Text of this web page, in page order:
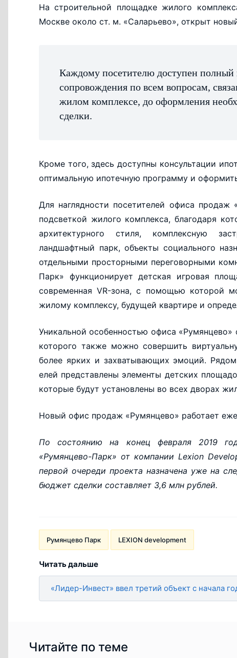
На строительной площадке жилого
Москве около ст. м. «Саларьево», открыт
Каждому посетителю доступен
сопровождения по всем вопросам,
жилом комплексе, до оформления
сделки.
Кроме того, здесь доступны консультации
оптимальную ипотечную программу и
Для наглядности посетителей офиса продаж
подсветкой жилого комплекса, благодаря
архитектурного стиля, комплексную
ландшафтный парк, объекты социального
отдельными просторными переговорными
Парк» функционирует детская игровая
современная VR-зона, с помощью которой
жилому комплексу, будущей квартире и
Уникальной особенностью офиса
которого также можно совершить
более ярких и захватывающих эмоций.
елей представлены элементы детских
которые будут установлены во всех дворах
Новый офис продаж «Румянцево» работает
По состоянию на конец февраля 2019
«Румянцево-Парк» от компании Lexion
первой очереди проекта назначена уже на
бюджет сделки составляет 3,6 млн рублей.
Румянцево Парк LEXION development
Читать дальше
«Лидер-Инвест» ввел третий объект с начала
Читайте по теме